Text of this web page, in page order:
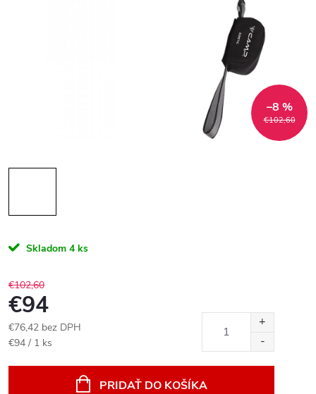
€102,60
–8 %
Skladom 4 ks
€102,60
€94
€76,42 bez DPH
Jednotková
€94 / 1 ks
PRIDAŤ DO KOŠÍKA